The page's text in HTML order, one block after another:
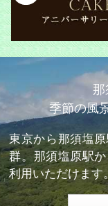
那
季節の風
東京から那須塩
群。那須塩原駅
利用いただけます